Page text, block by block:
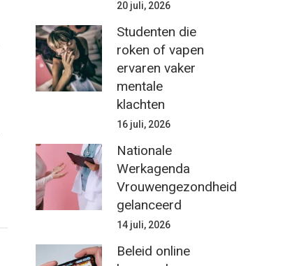
20 juli, 2026
Studenten die
roken of vapen
ervaren vaker
mentale
klachten
16 juli, 2026
Nationale
Werkagenda
Vrouwengezondheid
gelanceerd
14 juli, 2026
Beleid online